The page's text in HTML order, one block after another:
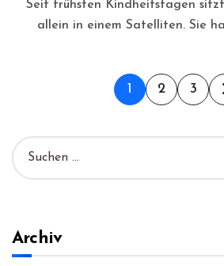
Seit frühsten Kindheitstagen sitzt Cress einsam und
allein in einem Satelliten. Sie
Beiträge
1 2 3
S
u
n
Archiv